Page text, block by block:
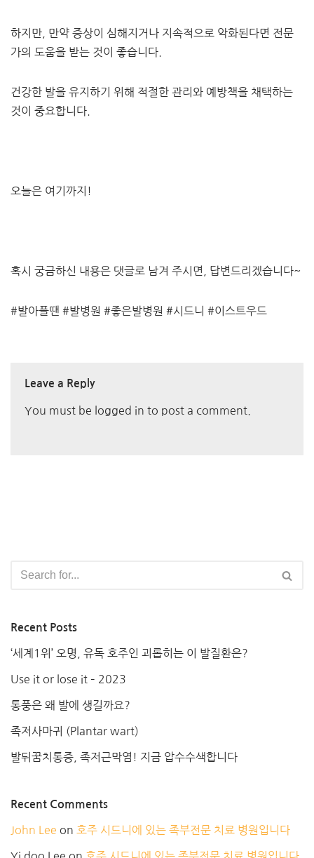
하지만, 만약 증상이 심해지거나 지속적으로 악화된다면 전문
가의 도움을 받는 것이 좋습니다.
건강한 발을 유지하기 위해 적절한 관리와 예방책을 채택하는
것이 중요합니다.
오늘은 여기까지!
혹시 궁금하신 내용은 댓글로 남겨 주시면, 답변드리겠습니다~
#발아플땐 #발병원 #좋은발병원 #시드니 #이스트우드
Leave a Reply
You must be logged in to post a comment.
Recent Posts
‘세계1위’ 오명, 유독 호주인 괴롭히는 이 발질환은?
Use it or lose it – 2023
통풍은 왜 발에 생길까요?
족저사마귀 (Plantar wart)
발뒤꿈치통증, 족저근막염! 지금 압수수색합니다
Recent Comments
John Lee on 호주 시드니에 있는 족부전문 치료 병원입니다